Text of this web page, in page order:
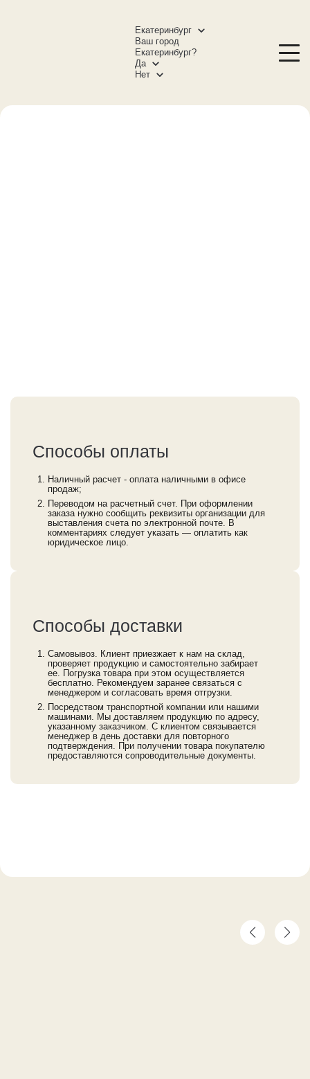
Екатеринбург
Ваш город
Екатеринбург?
Да
Нет
Способы оплаты
Наличный расчет - оплата наличными в офисе
продаж;
Переводом на расчетный счет. При оформлении
заказа нужно сообщить реквизиты организации для
выставления счета по электронной почте. В
комментариях следует указать — оплатить как
юридическое лицо.
Способы доставки
Самовывоз. Клиент приезжает к нам на склад,
проверяет продукцию и самостоятельно забирает
ее. Погрузка товара при этом осуществляется
бесплатно. Рекомендуем заранее связаться с
менеджером и согласовать время отгрузки.
Посредством транспортной компании или нашими
машинами. Мы доставляем продукцию по адресу,
указанному заказчиком. С клиентом связывается
менеджер в день доставки для повторного
подтверждения. При получении товара покупателю
предоставляются сопроводительные документы.